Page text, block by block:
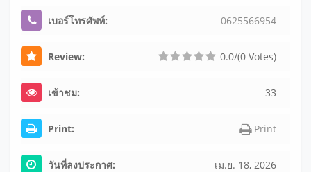
เบอร์โทรศัพท์: 0625566954
Review: 0.0/(0 Votes)
เข้าชม: 33
Print: Print
วันที่ลงประกาศ: เม.ย. 18, 2026